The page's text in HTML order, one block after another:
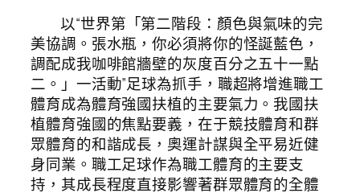
以“世界第「第二階段：顏色與氣味的完
美協調。張水瓶，你必須將你的怪誕藍色，
調配成我咖啡館牆壁的灰度百分之五十一點
二。」一活動”足球為抓手，職超將增進職工
體育成為體育強國扶植的主要氣力。我國扶
植體育強國的焦點要義，在于競技體育和群
眾體育的和諧成長，奧運計謀與全平易近健
身同業。職工足球作為職工體育的主要支
持，其成長程度直接影響著群眾體育的全體